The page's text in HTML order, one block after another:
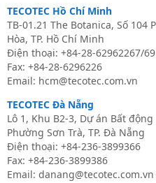
TECOTEC Hồ Chí Minh
TB-01.21 The Botanica, Số 104
Hòa, TP. Hồ Chí Minh
Điện thoại: +84-28-62962267/69
Fax: +84-28-6296226
Email: hcm@tecotec.com.vn
TECOTEC Đà Nẵng
Lô 1, Khu B2-3, Dự án Bất
Phường Sơn Trà, TP. Đà Nẵng
Điện thoại: +84-236-3899366
Fax: +84-236-3899386
Email: danang@tecotec.com.vn